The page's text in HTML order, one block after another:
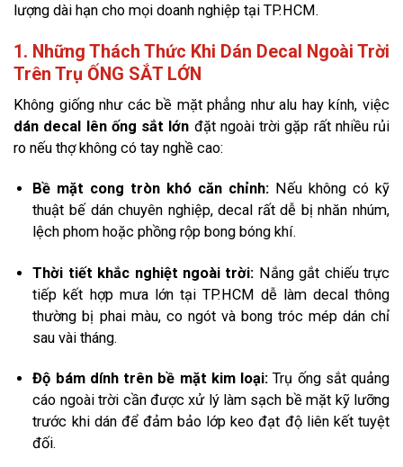
lượng dài hạn cho mọi doanh nghiệp tại TP.HCM.
1. Những Thách Thức Khi Dán Decal Ngoài Trời
Trên Trụ ỐNG SẮT LỚN
Không giống như các bề mặt phẳng như alu hay kính, việc
dán decal lên ống sắt lớn đặt ngoài trời gặp rất nhiều rủi
ro nếu thợ không có tay nghề cao:
Bề mặt cong tròn khó căn chỉnh: Nếu không có kỹ
thuật bế dán chuyên nghiệp, decal rất dễ bị nhăn nhúm,
lệch phom hoặc phồng rộp bong bóng khí.
Thời tiết khắc nghiệt ngoài trời: Nắng gắt chiếu trực
tiếp kết hợp mưa lớn tại TP.HCM dễ làm decal thông
thường bị phai màu, co ngót và bong tróc mép dán chỉ
sau vài tháng.
Độ bám dính trên bề mặt kim loại: Trụ ống sắt quảng
cáo ngoài trời cần được xử lý làm sạch bề mặt kỹ lưỡng
trước khi dán để đảm bảo lớp keo đạt độ liên kết tuyệt
đối.